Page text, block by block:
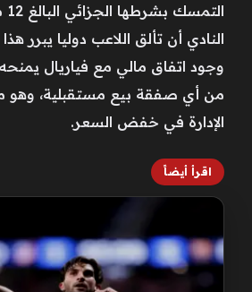
النادي أن تألق اللاعب دوليا يبرر
من أي صفقة بيع مستقبلية، وهو
الإدارة في خفض السعر.
اقرأ أيضاً